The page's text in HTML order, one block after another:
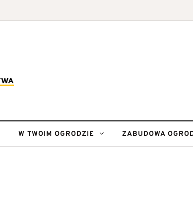
W TWOIM OGRODZIE ZABUDOWA